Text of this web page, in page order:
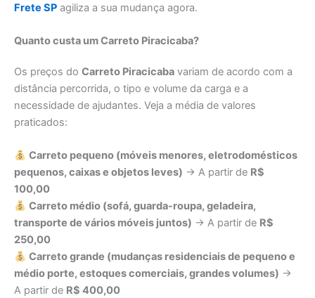
Frete SP agiliza a sua mudança agora.
Quanto custa um Carreto Piracicaba?
Os preços do Carreto Piracicaba variam de acordo com a
distância percorrida, o tipo e volume da carga e a
necessidade de ajudantes. Veja a média de valores
praticados:
Carreto pequeno (móveis menores, eletrodomésticos
pequenos, caixas e objetos leves) → A partir de R$
100,00
Carreto médio (sofá, guarda-roupa, geladeira,
transporte de vários móveis juntos) → A partir de R$
250,00
Carreto grande (mudanças residenciais de pequeno e
médio porte, estoques comerciais, grandes volumes) →
A partir de R$ 400,00